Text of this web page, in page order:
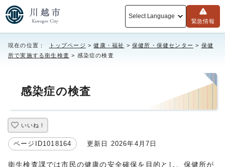
Select Language
緊急情報
現在の位置： トップページ >健康・福祉 >保健所・保健センター > 保健
所で実施する衛生検査 > 感染症の検査
感染症の検査
いいね！
ページID1018164 更新日 2026年4月7日
衛生検査課では市民の健康の安全確保を目的とし、保健所が